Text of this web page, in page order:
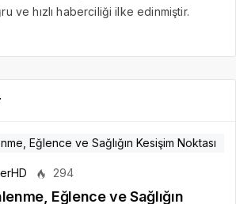
ve hızlı haberciliği ilke edinmiştir.
294
Eğlence ve Sağlığın